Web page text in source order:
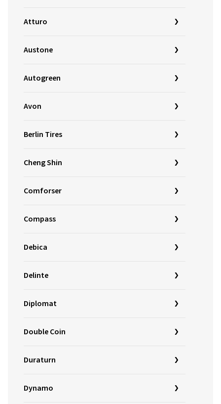
Atturo
Austone
Autogreen
Avon
Berlin Tires
Cheng Shin
Comforser
Compass
Debica
Delinte
Diplomat
Double Coin
Duraturn
Dynamo